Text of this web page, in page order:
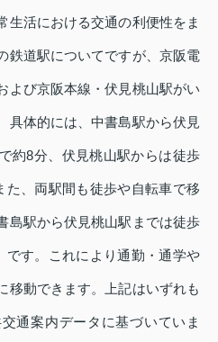
生活における交通の利便性をま
鉄道駅についてですが、京阪電
よび京阪本線・伏見桃山駅がい
具体的には、中書島駅から伏見
約8分、伏見桃山駅からは徒歩
た、両駅間も徒歩や自転車で移
島駅から伏見桃山駅までは徒歩
です。これにより通勤・通学や
移動できます。上記はいずれも
通案内データに基づいていま